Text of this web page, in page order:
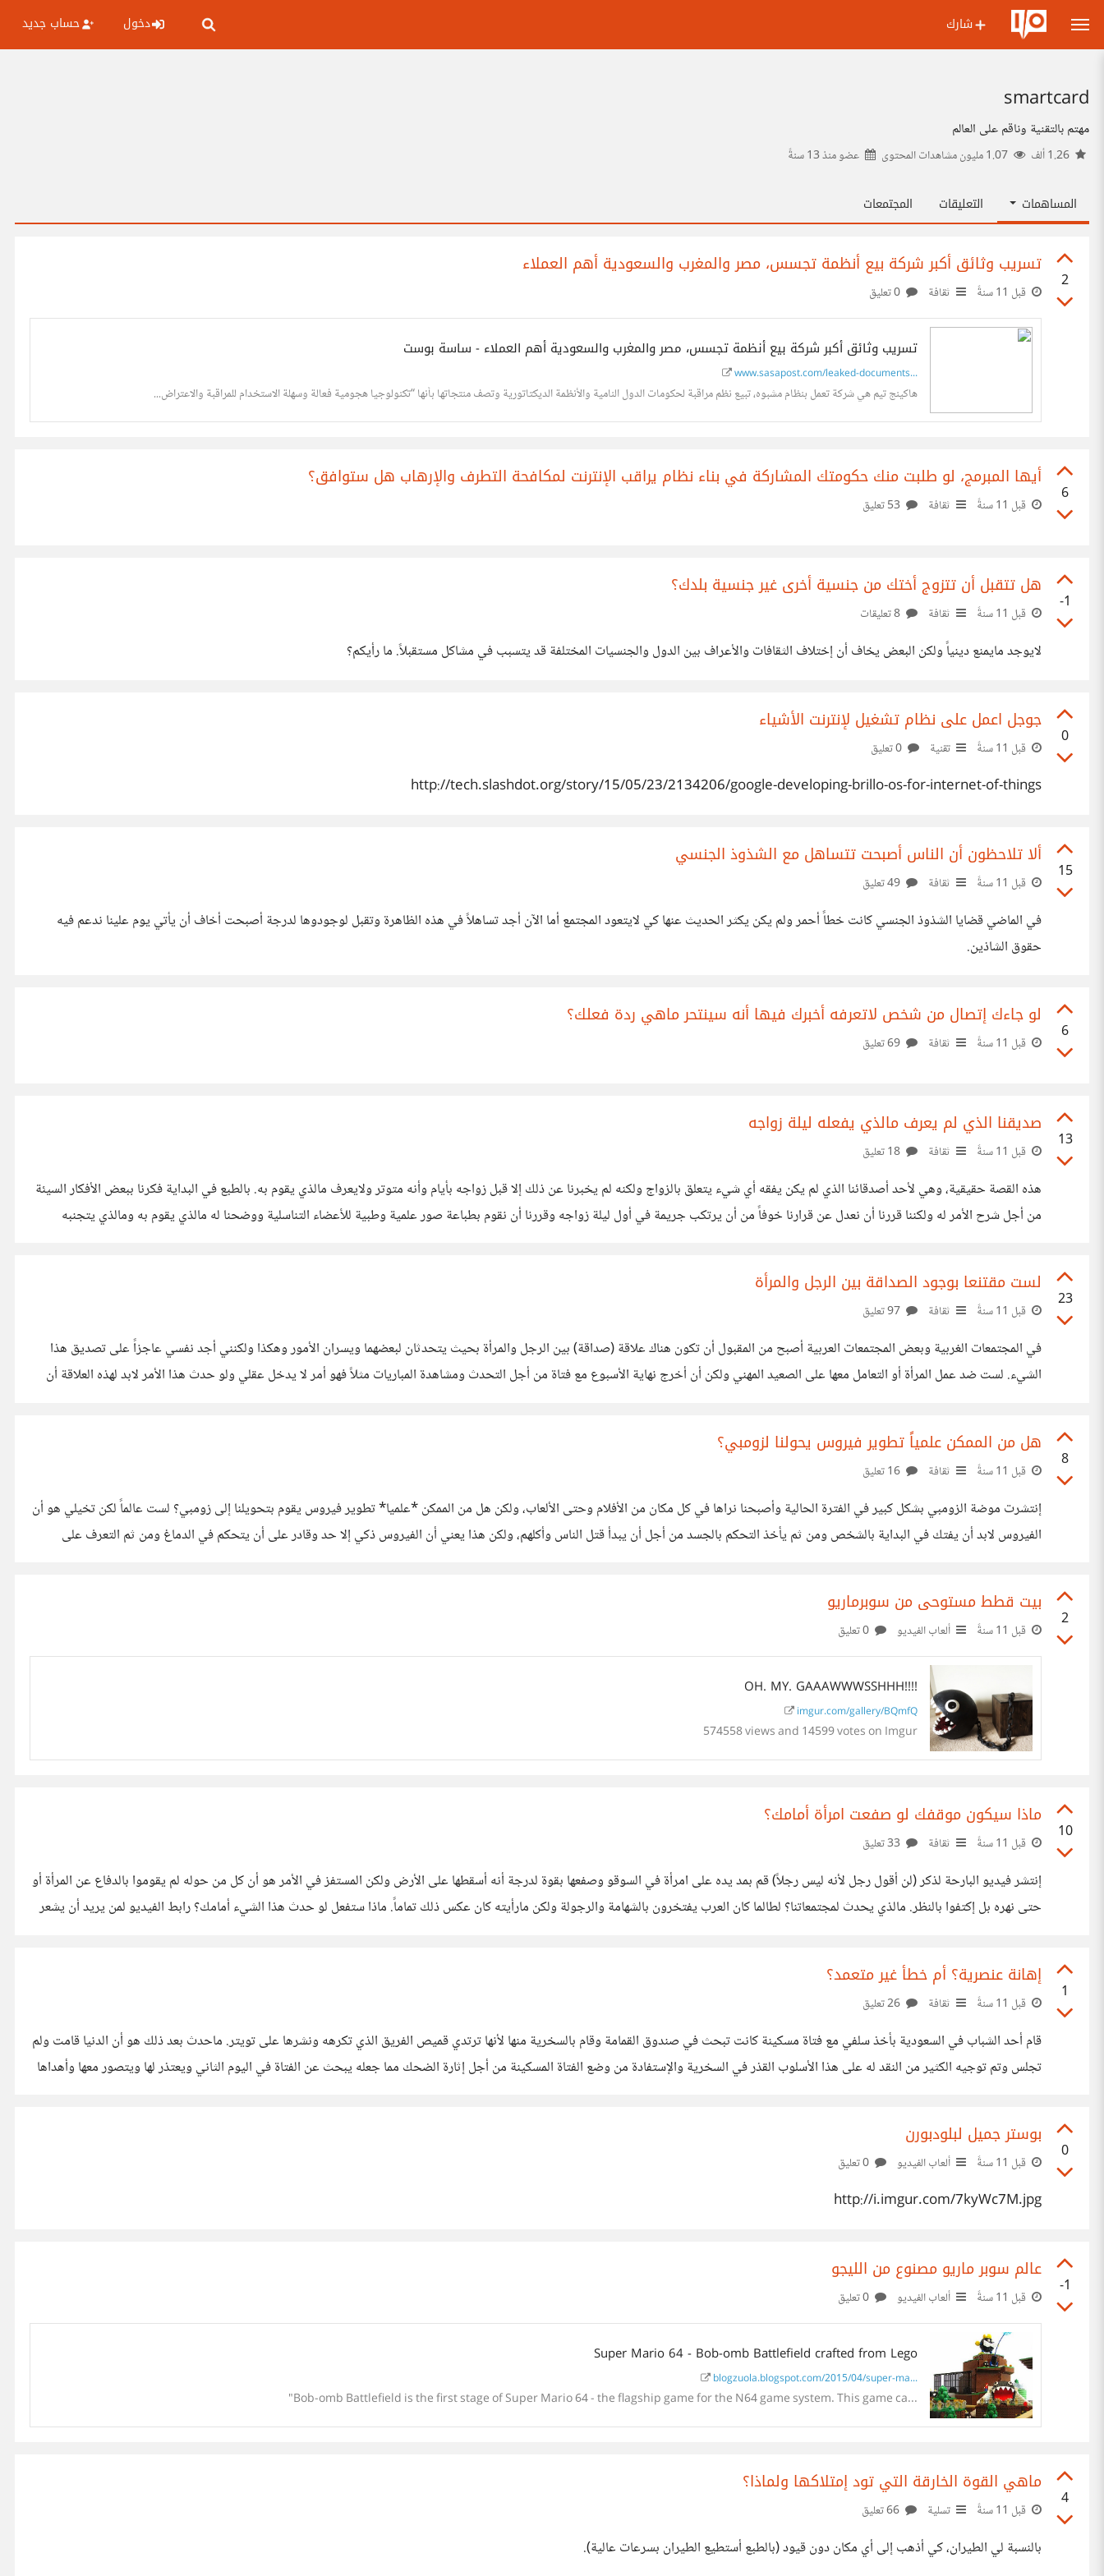
شارك دخول حساب جديد
smartcard
مهتم بالتقنية وناقم على العالم
عضو منذ13 سنةً
المساهمات التعليقات المجتمعات
2
تسريب وثائق أكبر شركة بيع أنظمة تجسس، مصر والمغرب والسعودية أهم العملاء
قبل 11 سنةً ثقافة
تسريب وثائق أكبر شركة بيع أنظمة تجسس، مصر والمغرب والسعودية أهم العملاء - ساسة بوست
www.sasapost.com/leaked-documents...
هاكينج تيم هي شركة تعمل بنظام مشبوه، تبيع نظم مراقبة لحكومات الدول النامية والأنظمة الديكتاتورية وتصف منتجاتها بأنها “تكنولوجيا هجومية فعالة وسهلة الاستخدام للمراقبة والاعتراض...
6
أيها المبرمج، لو طلبت منك حكومتك المشاركة في بناء نظام يراقب الإنترنت لمكافحة التطرف والإرهاب هل ستوافق؟
قبل 11 سنةً ثقافة
-1
هل تتقبل أن تتزوج أختك من جنسية أخرى غير جنسية بلدك؟
قبل 11 سنةً ثقافة
لايوجد مايمنع دينياً ولكن البعض يخاف أن إختلاف الثقافات والأعراف بين الدول والجنسيات المختلفة قد يتسبب في مشاكل مستقبلاً. ما رأيكم؟
0
جوجل اعمل على نظام تشغيل لإنترنت الأشياء
قبل 11 سنةً تقنية
http://tech.slashdot.org/story/15/05/23/2134206/google-developing-brillo-os-for-internet-of-things
15
ألا تلاحظون أن الناس أصبحت تتساهل مع الشذوذ الجنسي
قبل 11 سنةً ثقافة
في الماضي قضايا الشذوذ الجنسي كانت خطاً أحمر ولم يكن يكثر الحديث عنها كي لايتعود المجتمع أما الآن أجد تساهلاً في هذه الظاهرة وتقبل لوجودوها لدرجة أصبحت أخاف أن يأتي يوم علينا ندعم فيه
حقوق الشاذين.
6
لو جاءك إتصال من شخص لاتعرفه أخبرك فيها أنه سينتحر ماهي ردة فعلك؟
قبل 11 سنةً ثقافة
13
صديقنا الذي لم يعرف مالذي يفعله ليلة زواجه
قبل 11 سنةً ثقافة
هذه القصة حقيقية، وهي لأحد أصدقائنا الذي لم يكن يفقه أي شيء يتعلق بالزواج ولكنه لم يخبرنا عن ذلك إلا قبل زواجه بأيام وأنه متوتر ولايعرف مالذي يقوم به. بالطبع في البداية فكرنا ببعض الأفكار السيئة
من أجل شرح الأمر له ولكننا قررنا أن نعدل عن قرارنا خوفاً من أن يرتكب جريمة في أول ليلة زواجه وقررنا أن نقوم بطباعة صور علمية وطبية للأعضاء التناسلية ووضحنا له مالذي يقوم به ومالذي يتجنبه
23
لست مقتنعا بوجود الصداقة بين الرجل والمرأة
قبل 11 سنةً ثقافة
في المجتمعات الغربية وبعض المجتمعات العربية أصبح من المقبول أن تكون هناك علاقة (صداقة) بين الرجل والمرأة بحيث يتحدثان لبعضهما ويسران الأمور وهكذا ولكنني أجد نفسي عاجزاً على تصديق هذا
الشيء. لست ضد عمل المرأة أو التعامل معها على الصعيد المهني ولكن أن أخرج نهاية الأسبوع مع فتاة من أجل التحدث ومشاهدة المباريات مثلاً فهو أمر لا يدخل عقلي ولو حدث هذا الأمر لابد لهذه العلاقة أن
8
هل من الممكن علمياً تطوير فيروس يحولنا لزومبي؟
قبل 11 سنةً ثقافة
إنتشرت موضة الزومبي بشكل كبير في الفترة الحالية وأصبحنا نراها في كل مكان من الأفلام وحتى الألعاب، ولكن هل من الممكن *علميا* تطوير فيروس يقوم بتحويلنا إلى زومبي؟ لست عالماً لكن تخيلي هو أن
الفيروس لابد أن يفتك في البداية بالشخص ومن ثم يأخذ التحكم بالجسد من أجل أن يبدأ قتل الناس وأكلهم، ولكن هذا يعني أن الفيروس ذكي إلا حد وقادر على أن يتحكم في الدماغ ومن ثم التعرف على
2
بيت قطط مستوحى من سوبرماريو
قبل 11 سنةً ألعاب الفيديو
OH. MY. GAAAWWWSSHHH!!!!
imgur.com/gallery/BQmfQ
574558 views and 14599 votes on Imgur
10
ماذا سيكون موقفك لو صفعت امرأة أمامك؟
قبل 11 سنةً ثقافة
إنتشر فيديو البارحة لذكر (لن أقول رجل لأنه ليس رجلاً) قم بمد يده على امرأة في السوقو وصفعها بقوة لدرجة أنه أسقطها على الأرض ولكن المستفز في الأمر هو أن كل من حوله لم يقوموا بالدفاع عن المرأة أو
حتى نهره بل إكتفوا بالنظر. مالذي يحدث لمجتمعاتنا؟ لطالما كان العرب يفتخرون بالشهامة والرجولة ولكن مارأيته كان عكس ذلك تماماً. ماذا ستفعل لو حدث هذا الشيء أمامك؟ رابط الفيديو لمن يريد أن يشعر
1
إهانة عنصرية؟ أم خطأ غير متعمد؟
قبل 11 سنةً ثقافة
قام أحد الشباب في السعودية بأخذ سلفي مع فتاة مسكينة كانت تبحث في صندوق القمامة وقام بالسخرية منها لأنها ترتدي قميص الفريق الذي تكرهه ونشرها على تويتر. ماحدث بعد ذلك هو أن الدنيا قامت ولم
تجلس وتم توجيه الكثير من النقد له على هذا الأسلوب القذر في السخرية والإستفادة من وضع الفتاة المسكينة من أجل إثارة الضحك مما جعله يبحث عن الفتاة في اليوم الثاني ويعتذر لها ويتصور معها وأهداها
0
بوستر جميل لبلودبورن
قبل 11 سنةً ألعاب الفيديو
http://i.imgur.com/7kyWc7M.jpg
-1
عالم سوبر ماريو مصنوع من الليجو
قبل 11 سنةً ألعاب الفيديو
Super Mario 64 - Bob-omb Battlefield crafted from Lego
blogzuola.blogspot.com/2015/04/super-ma...
"Bob-omb Battlefield is the first stage of Super Mario 64 - the flagship game for the N64 game system. This game ca...
4
ماهي القوة الخارقة التي تود إمتلاكها ولماذا؟
قبل 11 سنةً تسلية
بالنسبة لي الطيران، كي أذهب إلى أي مكان دون قيود (بالطبع أستطيع الطيران بسرعات عالية).